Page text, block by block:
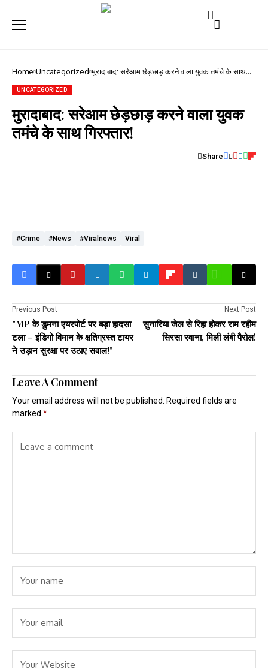
Home Uncategorized मुरादाबाद: सरेआम छेड़छाड़ करने वाला युवक तमंचे के साथ
UNCATEGORIZED
मुरादाबाद: सरेआम छेड़छाड़ करने वाला युवक
तमंचे के साथ गिरफ्तार!
Share
#crime #news #viralnews Viral
Previous Post
"MP के डुमना एयरपोर्ट पर बड़ा हादसा
टला – इंडिगो विमान के क्षतिग्रस्त टायर
ने उड़ान सुरक्षा पर उठाए सवाल!"
Next Post
सुनारिया जेल से रिहा होकर राम रहीम
सिरसा रवाना, मिली लंबी पैरोल!
Leave A Comment
Your email address will not be published. Required fields are
marked *